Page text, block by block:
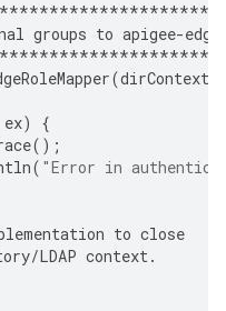
groups to apigee-edge
(dirContext
ex)
{
();
( "Error in
to close
/LDAP context.